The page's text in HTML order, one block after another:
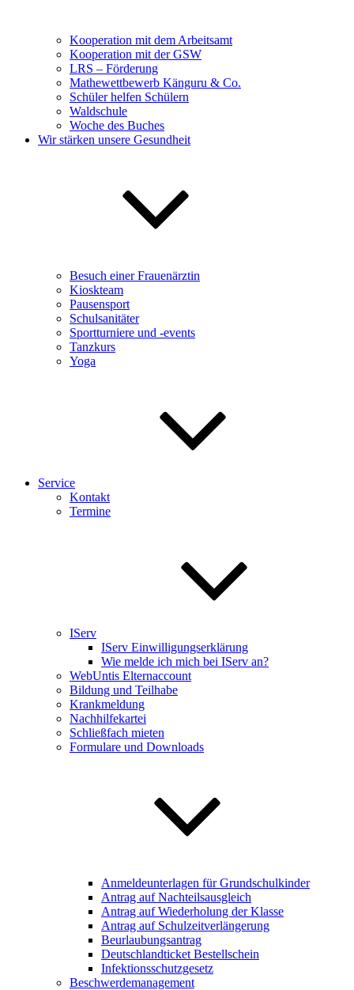
Kooperation mit dem Arbeitsamt
Kooperation mit der GSW
LRS – Förderung
Mathewettbewerb Känguru & Co.
Schüler helfen Schülern
Waldschule
Woche des Buches
Wir stärken unsere Gesundheit
Besuch einer Frauenärztin
Kioskteam
Pausensport
Schulsanitäter
Sportturniere und -events
Tanzkurs
Yoga
Service
Kontakt
Termine
IServ
IServ Einwilligungserklärung
Wie melde ich mich bei IServ an?
WebUntis Elternaccount
Bildung und Teilhabe
Krankmeldung
Nachhilfekartei
Schließfach mieten
Formulare und Downloads
Anmeldeunterlagen für Grundschulkinder
Antrag auf Nachteilsausgleich
Antrag auf Wiederholung der Klasse
Antrag auf Schulzeitverlängerung
Beurlaubungsantrag
Deutschlandticket Bestellschein
Infektionsschutzgesetz
Beschwerdemanagement